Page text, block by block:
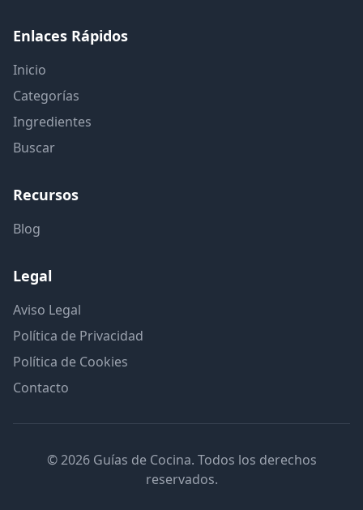
Enlaces Rápidos
Inicio
Categorías
Ingredientes
Buscar
Recursos
Blog
Legal
Aviso Legal
Política de Privacidad
Política de Cookies
Contacto
© 2026 Guías de Cocina. Todos los derechos
reservados.